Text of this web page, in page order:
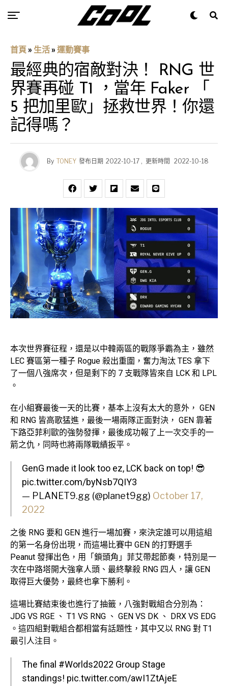
首頁 » 生活 » 運動賽事
最經典的宿敵對決！ RNG 世
界賽再碰 T1 ，當年 Faker 「
5 把加里歐」拯救世界！你還
記得嗎？
By TONEY 發布日期 2022-10-17 , 更新時間 2022-10-18
本次世界賽征程，還是以中韓兩區的戰隊爭霸為主，雖然
LEC 賽區第一種子 Rogue 殺出重圍，奮力淘汰 TES 拿下
了一個八強席次，但是剩下的 7 支戰隊皆來自 LCK 和 LPL
。
在小組賽最後一天的比賽，基本上沒有太大的意外， GEN
和 RNG 皆高歌猛進，最後一場兩隊正面對決， GEN 靠著
下路亞菲利歐的強勢發揮，最後成功報了上一次交手的一
箭之仇，同時也將兩隊戰績扳平。
GenG made it look too ez, LCK back on top! 😎
pic.twitter.com/byNsb7QIY3
— PLANET9.gg (@planet9gg) October 17,
2022
之後 RNG 要和 GEN 進行一場加賽，來決定誰可以用這組
的第一名身份出現，而這場比賽中 GEN 的打野選手
Peanut 發揮出色，用「鎖頭角」菲艾帶起節奏，特別是一
次在中路塔開大強拿人頭、最終擊殺 RNG 四人，讓 GEN
取得巨大優勢，最終也拿下勝利。
這場比賽結束後也進行了抽籤，八強對戰組合分別為：
JDG VS RGE 、 T1 VS RNG 、 GEN VS DK 、 DRX VS EDG
。這四組對戰組合都相當有話題性，其中又以 RNG 對 T1
最引人注目。
The final #Worlds2022 Group Stage
standings! pic.twitter.com/awI1ZtAjeE